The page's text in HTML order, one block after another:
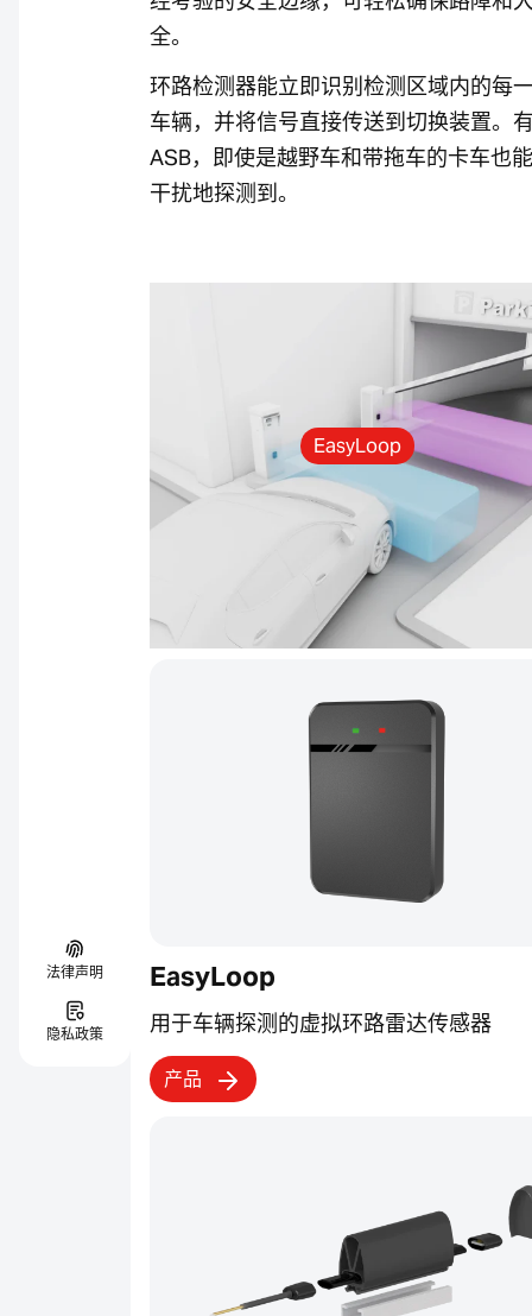
法律声明
隐私政策
全。
环路检测器能立即识别检测区域内的每
车辆，并将信号直接传送到切换装置。
ASB，即使是越野车和带拖车的卡车也
干扰地探测到。
EasyLoop
EasyLoop
用于车辆探测的虚拟环路雷达传感器
产品